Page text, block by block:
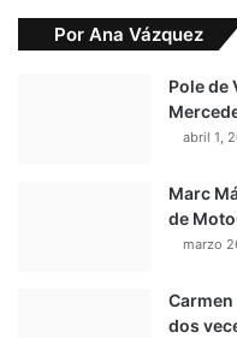
Por Ana Vázquez
Pole de
abril 1,
Marc
de
marzo
dos